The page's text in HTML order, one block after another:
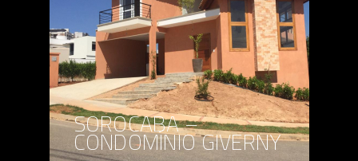
SOROCABA –
CONDOMÍNIO GIVERNY